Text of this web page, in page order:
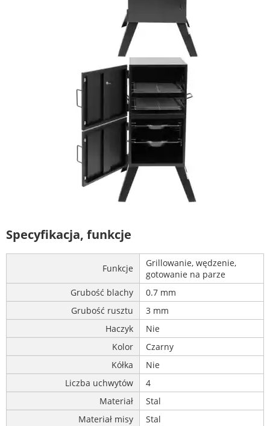
Specyfikacja, funkcje
Funkcje
Grillowanie, wędzenie,
gotowanie na parze
Grubość blachy
0.7 mm
Grubość rusztu
3 mm
Haczyk
Nie
Kolor
Czarny
Kółka
Nie
Liczba uchwytów
4
Materiał
Stal
Materiał misy
Stal